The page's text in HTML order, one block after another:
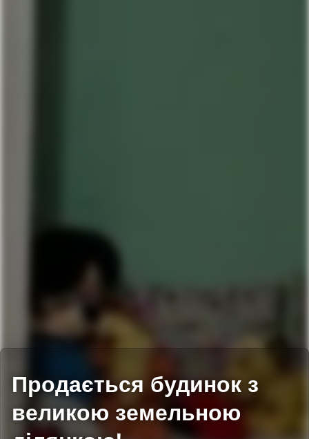
Продається будинок з
великою земельною